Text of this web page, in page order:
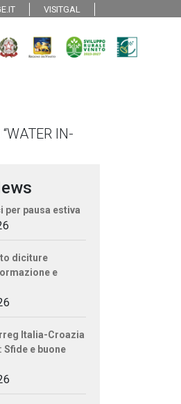
VISITGAL
IN-
per pausa estiva
diciture
e
Italia-Croazia
e buone